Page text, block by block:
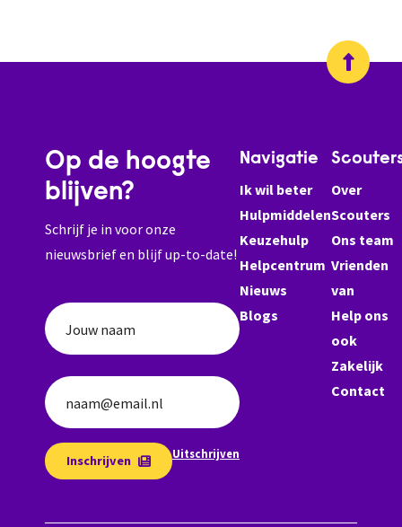
Op de hoogte
blijven?
Schrijf je in voor onze
nieuwsbrief en blijf up-to-date!
Jouw naam
naam@email.nl
Inschrijven Uitschrijven
Navigatie
Ik wil beter
Hulpmiddelen
Keuzehulp
Helpcentrum
Nieuws
Blogs
Over
Scouters
Ons team
Vrienden
van
Help ons
ook
Zakelijk
Contact